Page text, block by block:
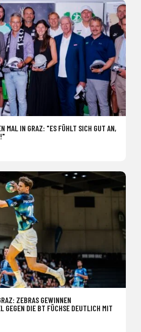
MAL IN GRAZ: "ES FÜHLT SICH GUT AN,
ZEBRAS GEWINNEN
GEGEN DIE BT FÜCHSE DEUTLICH MIT